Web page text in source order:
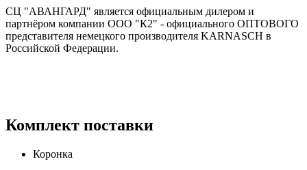
СЦ "АВАНГАРД" является официальным дилером и
партнёром компании OOO "К2" - официального ОПТОВОГО
представителя немецкого производителя KARNASCH в
Российской Федерации.
Комплект поставки
Коронка